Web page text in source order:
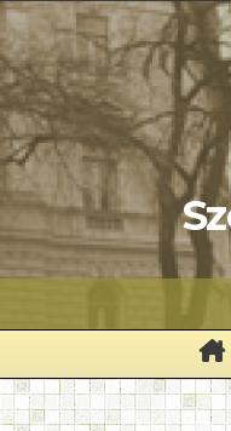
Skip
to
content